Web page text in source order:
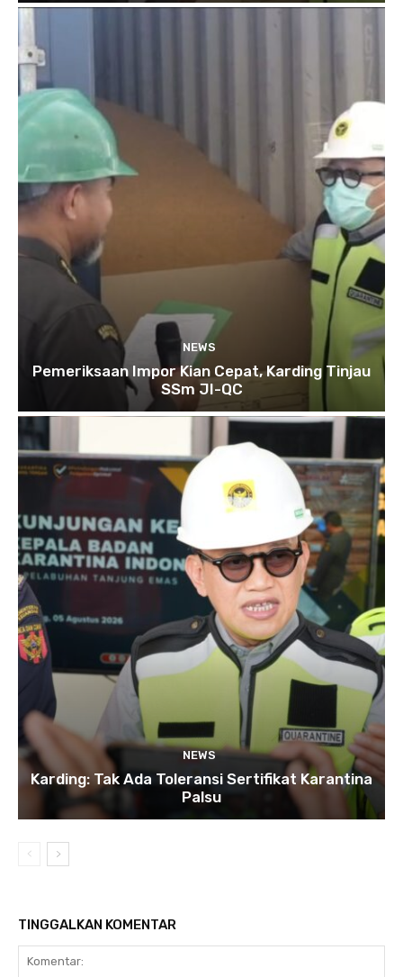
NEWS
Pemeriksaan Impor Kian Cepat, Karding Tinjau
SSm JI-QC
NEWS
Karding: Tak Ada Toleransi Sertifikat Karantina
Palsu
TINGGALKAN KOMENTAR